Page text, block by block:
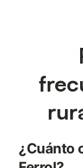
¿Cuánto